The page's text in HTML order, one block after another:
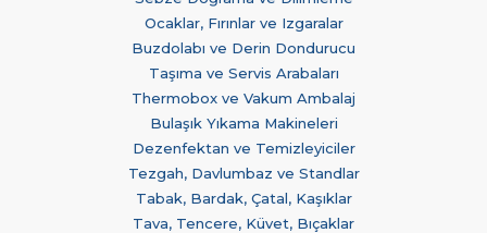
Ocaklar, Fırınlar ve Izgaralar
Buzdolabı ve Derin Dondurucu
Taşıma ve Servis Arabaları
Thermobox ve Vakum Ambalaj
Bulaşık Yıkama Makineleri
Dezenfektan ve Temizleyiciler
Tezgah, Davlumbaz ve Standlar
Tabak, Bardak, Çatal, Kaşıklar
Tava, Tencere, Küvet, Bıçaklar